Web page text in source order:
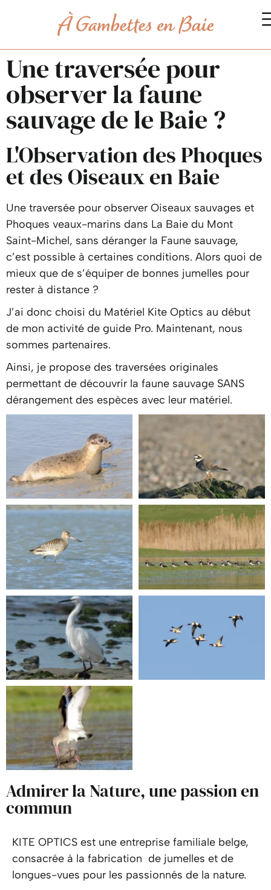
Une traversée pour
observer la faune
sauvage de le Baie ?
L'Observation des Phoques
et des Oiseaux en Baie
Une traversée pour observer Oiseaux sauvages et
Phoques veaux-marins dans La Baie du Mont
Saint-Michel, sans déranger la Faune sauvage,
c’est possible à certaines conditions. Alors quoi de
mieux que de s’équiper de bonnes jumelles pour
rester à distance ?
J’ai donc choisi du Matériel Kite Optics au début
de mon activité de guide Pro. Maintenant, nous
sommes partenaires.
Ainsi, je propose des traversées originales
permettant de découvrir la faune sauvage SANS
dérangement des espèces avec leur matériel.
Admirer la Nature, une passion en
commun
KITE OPTICS est une entreprise familiale belge,
consacrée à la fabrication de jumelles et de
longues-vues pour les passionnés de la nature.